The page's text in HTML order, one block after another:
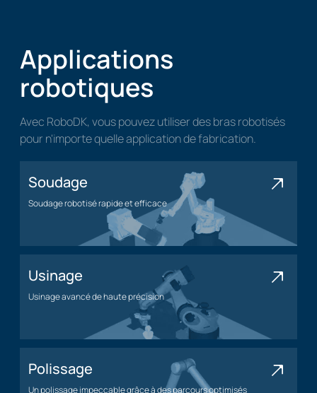
Applications
robotiques
Avec RoboDK, vous pouvez utiliser des bras robotisés
pour n'importe quelle application de fabrication.
Soudage
Soudage robotisé rapide et efficace
Application de soudage
Usinage
Usinage avancé de haute précision
Application d'usinage
Polissage
Un polissage impeccable grâce à des parcours optimisés